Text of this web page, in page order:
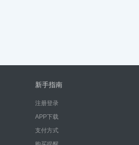
新手指南
注册登录
APP下载
支付方式